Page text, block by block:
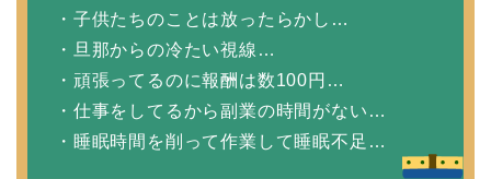
・子供たちのことは放ったらかし…
・旦那からの冷たい視線…
・頑張ってるのに報酬は数100円…
・仕事をしてるから副業の時間がない…
・睡眠時間を削って作業して睡眠不足…